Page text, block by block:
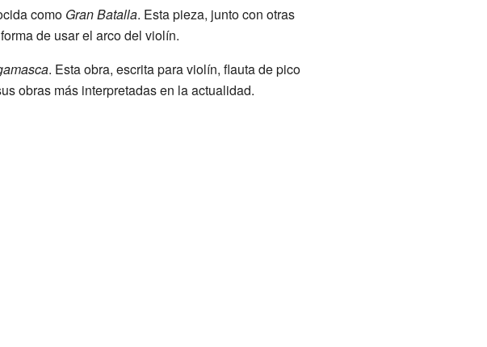
como Gran Batalla. Esta pieza, junto con otras
de usar el arco del violín.
. Esta obra, escrita para violín, flauta de pico
obras más interpretadas en la actualidad.